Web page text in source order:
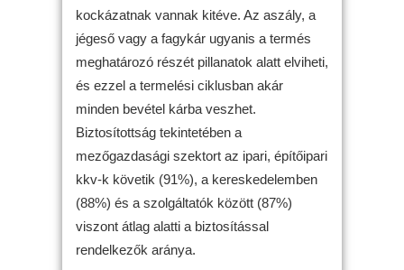
kockázatnak vannak kitéve. Az aszály, a
jégeső vagy a fagykár ugyanis a termés
meghatározó részét pillanatok alatt elviheti,
és ezzel a termelési ciklusban akár
minden bevétel kárba veszhet.
Biztosítottság tekintetében a
mezőgazdasági szektort az ipari, építőipari
kkv-k követik (91%), a kereskedelemben
(88%) és a szolgáltatók között (87%)
viszont átlag alatti a biztosítással
rendelkezők aránya.